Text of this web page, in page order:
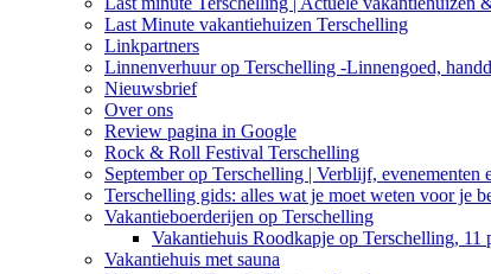
Last Minute vakantiehuizen Terschelling
Linkpartners
Linnenverhuur op Terschelling -Linnengoed,
Nieuwsbrief
Over ons
Review pagina in Google
Rock & Roll Festival Terschelling
September op Terschelling | Verblijf, evenementen
Terschelling gids: alles wat je moet weten voor je
Vakantieboerderijen op Terschelling
Vakantiehuis Roodkapje op Terschelling,
Vakantiehuis met sauna